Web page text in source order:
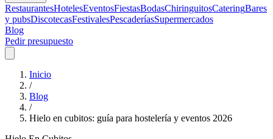
RestaurantesHotelesEventosFiestasBodasChiringuitosCateringBares
y pubsDiscotecasFestivalesPescaderíasSupermercados
Blog
Pedir presupuesto
Inicio
/
Blog
/
Hielo en cubitos: guía para hostelería y eventos 2026